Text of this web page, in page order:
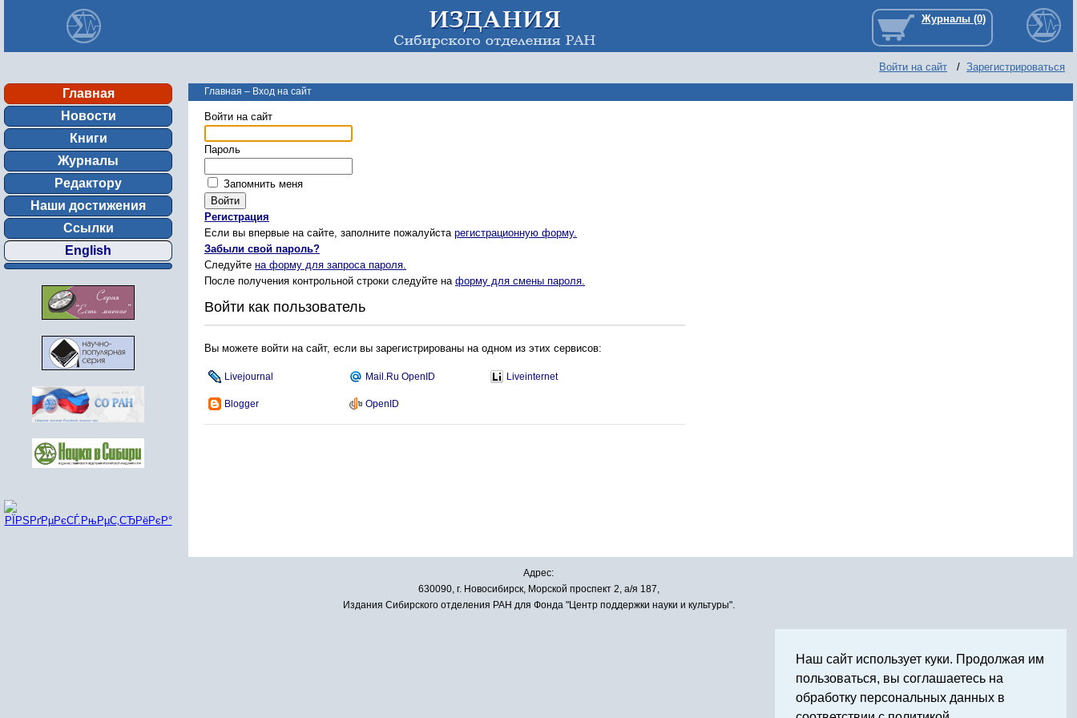
Войти на сайт / Зарегистрироваться
Главная
Новости
Книги
Журналы
Редактору
Наши достижения
Ссылки
English
Главная – Вход на сайт
Войти на сайт
Пароль
Запомнить меня
Регистрация
Если вы впервые на сайте, заполните пожалуйста регистрационную форму.
Забыли свой пароль?
Следуйте на форму для запроса пароля.
После получения контрольной строки следуйте на форму для смены пароля.
Войти как пользователь
Вы можете войти на сайт, если вы зарегистрированы на одном из этих сервисов:
Livejournal Mail.Ru OpenID Liveinternet
Blogger OpenID
Адрес:
630090, г. Новосибирск, Морской проспект 2, а/я 187,
Издания Сибирского отделения РАН для Фонда "Центр поддержки науки и культуры".
Наш сайт использует куки. Продолжая им
пользоваться, вы соглашаетесь на
обработку персональных данных в